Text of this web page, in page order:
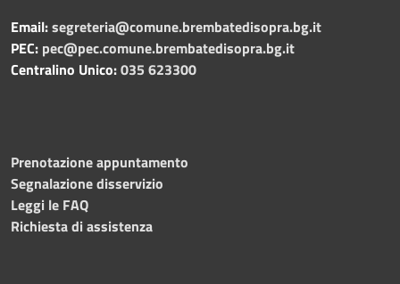
Email:segreteria@comune.brembatedisopra.bg.it
PEC: pec@pec.comune.brembatedisopra.bg.it
Centralino Unico:035 623300
Prenotazione appuntamento
Segnalazione disservizio
Leggi le FAQ
Richiesta di assistenza